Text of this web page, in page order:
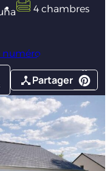
4 chambres
numéro
Partager